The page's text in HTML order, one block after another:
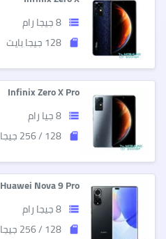
storage 8 جيجا رام
sd_storage 128 جيجا بايت
Infinix Zero X Pro
storage 8 جيا رام
sd_storage 128 / 256 جيجا بايت
Huawei Nova 9 Pro
storage 8 جيجا رام
sd_storage 128 / 256 جيجا بايت